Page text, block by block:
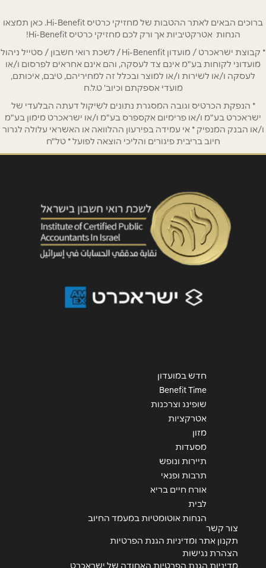
אימייל*
נושא *
הודעה *
שליחה
ברוכים הבאים לאתר ההטבות של מחזיקי כרטיס Hi-Benefit. כאן תמצאו
הנחות אטרקטיביות אך ורק לכם מחזיקי כרטיס Hi-Benefit!
* קבוצת ישראכרט / מועדון Hi-Benenfit / לשכת רואי חשבון / סטייל ניהול
מועדוני לקוחות בע"מ אינם צד לעסקה, והם אינם אחראים לפרסום ו/או
לעסקה ו/או לשירות ו/או למוצר ובכלל זה למחיריהם, טיבם, איכותם,
מועדי אספקתם וכיוב' ט.ל.ח
* הנפקת הכרטיס וגובה המסגרת נתונים לשיקול דעתה הבלעדי של
ישראכרט בע"מ ו/או פרימיום אקספרס בע"מ ו/או ישראכרט מימון בע"מ
ו/או הבנק המנפיק * אי עמידה בפירעון ההלוואה או האשראי עלולה לגרור
חיוב בריבית פיגורים והליכי הוצאה לפועל * טל"ח
חדש במועדון
Benefit Time
שופינג וצרכנות
אטרקציות
מזון
מסעדות
תיירות ונופש
תרבות ופנאי
אורח חיים בריא
לבית
הנחות אוטומטיות במעמד החיוב
צור קשר
תקנון אתר ומדיניות הגנת הפרטיות
הצהרת נגישות
מדיניות הגנת הפרטיות האחודה של ישראכרט